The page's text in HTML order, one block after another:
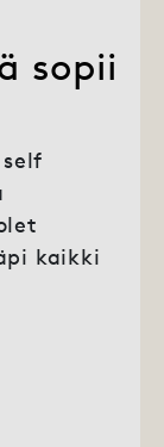
sopii
kaikki